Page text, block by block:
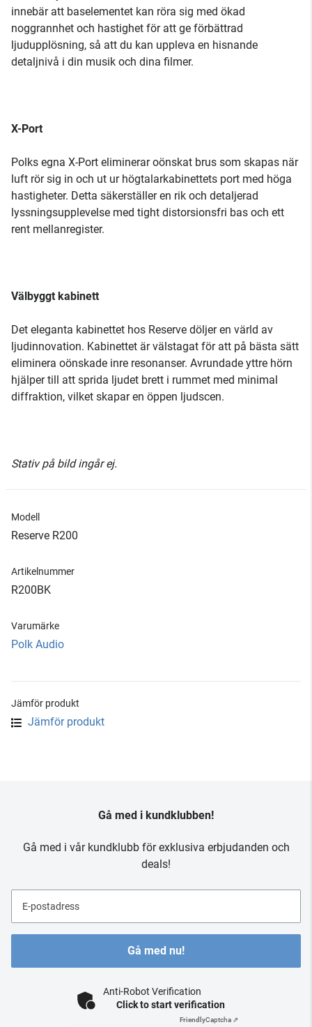
innebär att baselementet kan röra sig med ökad
noggrannhet och hastighet för att ge förbättrad
ljudupplösning, så att du kan uppleva en hisnande
detaljnivå i din musik och dina filmer.
X-Port
Polks egna X-Port eliminerar oönskat brus som skapas när
luft rör sig in och ut ur högtalarkabinettets port med höga
hastigheter. Detta säkerställer en rik och detaljerad
lyssningsupplevelse med tight distorsionsfri bas och ett
rent mellanregister.
Välbyggt kabinett
Det eleganta kabinettet hos Reserve döljer en värld av
ljudinnovation. Kabinettet är välstagat för att på bästa sätt
eliminera oönskade inre resonanser. Avrundade yttre hörn
hjälper till att sprida ljudet brett i rummet med minimal
diffraktion, vilket skapar en öppen ljudscen.
Stativ på bild ingår ej.
Modell
Reserve R200
Artikelnummer
R200BK
Varumärke
Polk Audio
Jämför produkt
Jämför produkt
Gå med i kundklubben!
Gå med i vår kundklubb för exklusiva erbjudanden och
deals!
E-postadress
Gå med nu!
Anti-Robot Verification
Click to start verification
FriendlyCaptcha ⇗